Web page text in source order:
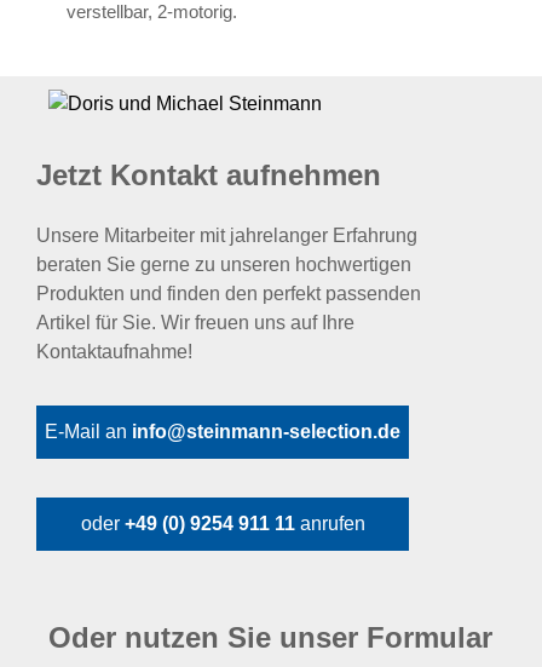
verstellbar, 2-motorig.
Jetzt Kontakt aufnehmen
Unsere Mitarbeiter mit jahrelanger Erfahrung
beraten Sie gerne zu unseren hochwertigen
Produkten und finden den perfekt passenden
Artikel für Sie. Wir freuen uns auf Ihre
Kontaktaufnahme!
E-Mail an info@steinmann-selection.de
oder +49 (0) 9254 911 11anrufen
Oder nutzen Sie unser Formular